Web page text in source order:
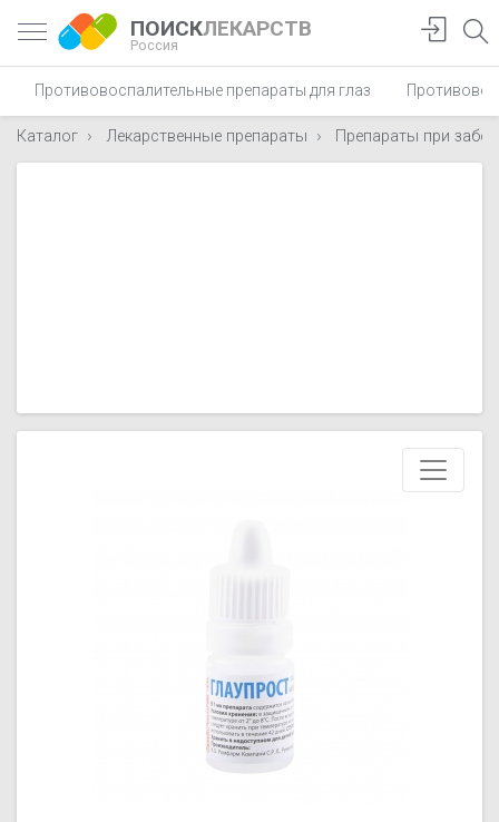
ПОИСКЛЕКАРСТВ
Россия
Противовоспалительные препараты для глаз
Каталог Лекарственные препараты Препараты при